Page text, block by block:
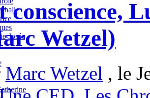
Josée
conscience,
Wetzel)
Marc Wetzel , le